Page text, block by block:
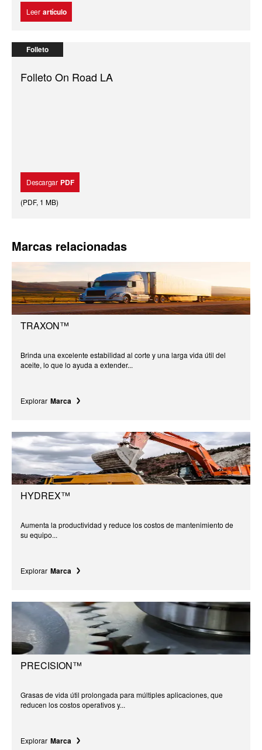
Leer artículo
Folleto
Folleto On Road LA
Descargar PDF
(PDF, 1 MB)
Marcas relacionadas
TRAXON™
Brinda una excelente estabilidad al corte y una larga vida útil del
aceite, lo que lo ayuda a extender...
Explorar Marca
HYDREX™
Aumenta la productividad y reduce los costos de mantenimiento de
su equipo...
Explorar Marca
PRECISION™
Grasas de vida útil prolongada para múltiples aplicaciones, que
reducen los costos operativos y...
Explorar Marca